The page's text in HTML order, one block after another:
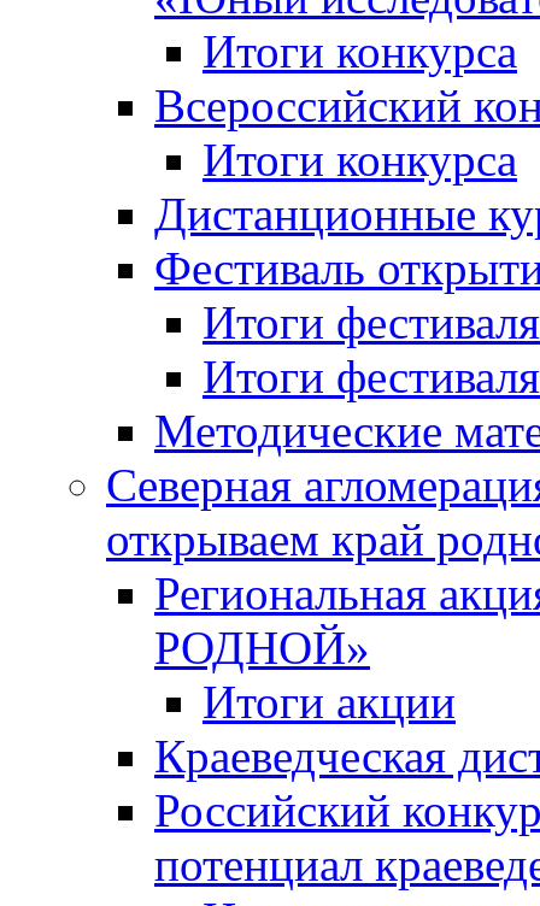
Итоги конкурса
Всероссийский
Итоги конкурса
Дистанционные
Фестиваль
Итоги
Итоги
Методические
Северная
открываем край
Региональная
РОДНОЙ»
Итоги акции
Краеведческая
Российский
потенциал